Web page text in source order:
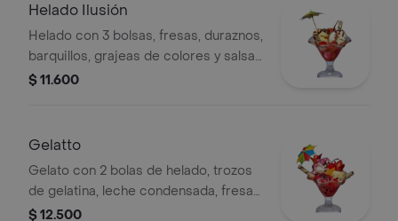
Helado Ilusión
Helado con 3 bolsas, fresas, duraznos,
barquillos, grajeas de colores y salsa
de arequipe.
$ 11.600
Gelatto
Gelato con 2 bolas de helado, trozos
de gelatina, leche condensada, fresas
y cereza
$ 12.500